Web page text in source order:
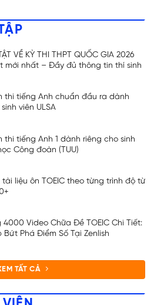
VỀ KỲ THI THPT QUỐC GIA 2026
mới nhất – Đầy đủ thông tin thí sinh
thi tiếng Anh chuẩn đầu ra dành
viên ULSA
thi tiếng Anh 1 dành riêng cho sinh
Công đoàn (TUU)
tài liệu ôn TOEIC theo từng trình độ từ
4000 Video Chữa Đề TOEIC Chi Tiết:
Bứt Phá Điểm Số Tại Zenlish
TẤT CẢ